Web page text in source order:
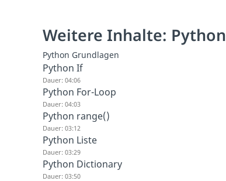
Weitere Inhalte: Python
Python Grundlagen
Python If
Dauer: 04:06
Python For-Loop
Dauer: 04:03
Python range()
Dauer: 03:12
Python Liste
Dauer: 03:29
Python Dictionary
Dauer: 03:50